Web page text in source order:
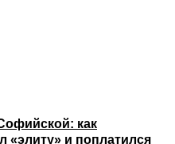
как
«элиту» и поплатился